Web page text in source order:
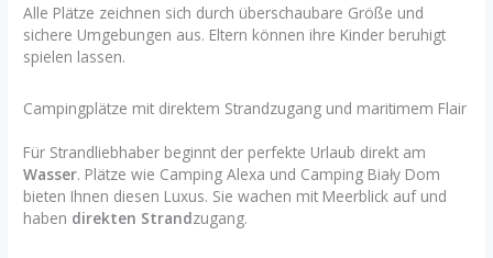
Alle Plätze zeichnen sich durch überschaubare Größe und
sichere Umgebungen aus. Eltern können ihre Kinder beruhigt
spielen lassen.
Campingplätze mit direktem Strandzugang und maritimem Flair
Für Strandliebhaber beginnt der perfekte Urlaub direkt am
Wasser. Plätze wie Camping Alexa und Camping Biały Dom
bieten Ihnen diesen Luxus. Sie wachen mit Meerblick auf und
haben direkten Strandzugang.